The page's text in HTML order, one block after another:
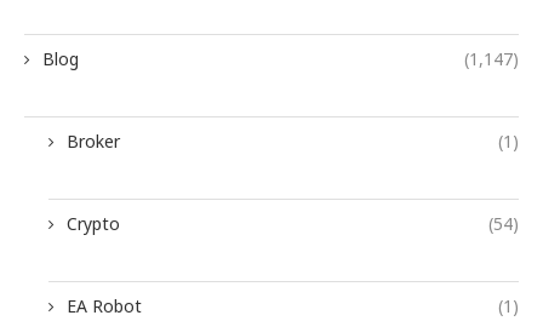
Blog (1,147)
Broker (1)
Crypto (54)
EA Robot (1)